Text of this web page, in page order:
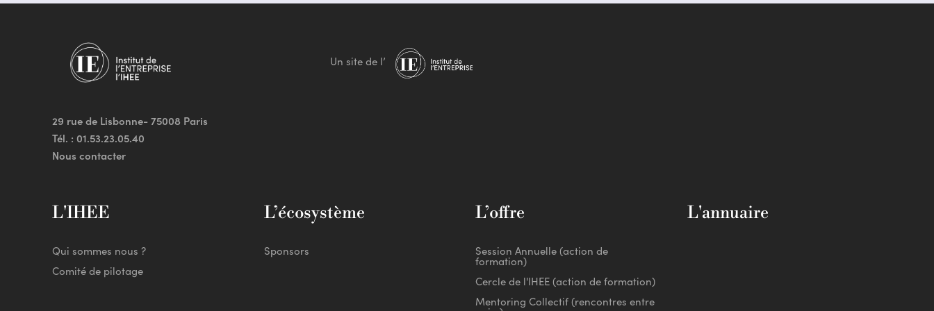
29 rue de Lisbonne- 75008 Paris
Tél. : 01.53.23.05.40
Nous contacter
L'IHEE
Qui sommes nous ?
Comité de pilotage
L’écosystème
Sponsors
L’offre
Session Annuelle (action de
formation)
Cercle de l'IHEE (action de formation)
Mentoring Collectif (rencontres entre
L'annuaire
Un site de l’